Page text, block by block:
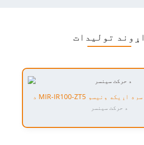
اړوند توليدات
د حرکت سینسر